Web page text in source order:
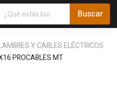
Y CABLES ELÉCTRICOS
PROCABLES MT